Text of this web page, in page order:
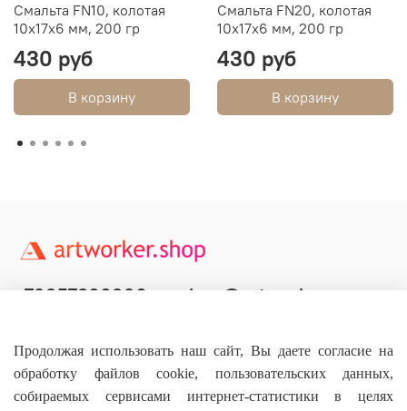
Смальта FN10, колотая
10х17х6 мм, 200 гр
430 руб
В корзину
Смальта FN20, колотая
10х17х6 мм, 200 гр
430 руб
В корзину
+79957800990 shop@artworker.pro
Продолжая использовать наш сайт, Вы даете согласие на
обработку файлов cookie, пользовательских данных,
собираемых сервисами интернет-статистики в целях